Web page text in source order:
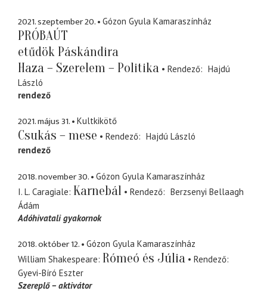
2021. szeptember 20. Gózon Gyula Kamaraszínház
PRÓBAÚT
etűdök Páskándira
Haza – Szerelem – Politika
Rendező
Hajdú
László
rendező
2021. május 31. Kultkikötő
Csukás – mese Rendező
Hajdú László
rendező
2018. november 30.
Gózon Gyula Kamaraszínház
I. L. Caragiale Karnebál Rendező
Berzsenyi Bellaagh
Ádám
Adóhivatali gyakornok
2018. október 12.
Gózon Gyula Kamaraszínház
William Shakespeare Rómeó és Júlia
Rendező
Gyevi-Bíró Eszter
Szereplő – aktivátor